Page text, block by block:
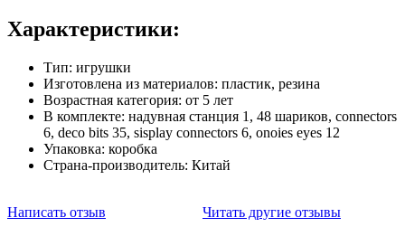
Характеристики:
Тип: игрушки
Изготовлена из материалов: пластик, резина
Возрастная категория: от 5 лет
В комплекте: надувная станция 1, 48 шариков, connectors
6, deco bits 35, sisplay connectors 6, onoies eyes 12
Упаковка: коробка
Страна-производитель: Китай
Написать отзыв Читать другие отзывы